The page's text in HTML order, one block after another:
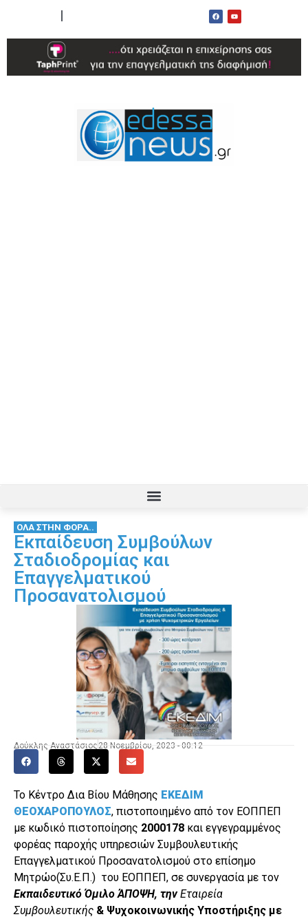
ΟΛΑ ΣΤΗΝ ΦΟΡΑ..
Εκπαίδευση Συμβούλων
Σταδιοδρομίας και
Επαγγελματικού
Προσανατολισμού
Δούκλης Αναστάσιος 28 Νοεμβρίου, 2023 - 00:12
Το Κέντρο Δια Βίου Μάθησης ΕΚΕΔΙΜ
ΘΕΟΧΑΡΟΠΟΥΛΟΣ, πιστοποιημένο από τον ΕΟΠΠΕΠ
με κωδικό πιστοποίησης 2000178 και εγγεγραμμένος
φορέας παροχής υπηρεσιών Συμβουλευτικής
Επαγγελματικού Προσανατολισμού στο επίσημο
Μητρώο(Συ.Ε.Π.) του ΕΟΠΠΕΠ, σε συνεργασία με τον
Εκπαιδευτικό Όμιλο ΆΠΟΨΗ, την Εταιρεία
Συμβουλευτικής & Ψυχοκοινωνικής Υποστήριξης με